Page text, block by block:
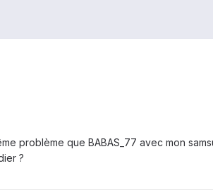
problème que BABAS_77 avec mon
?